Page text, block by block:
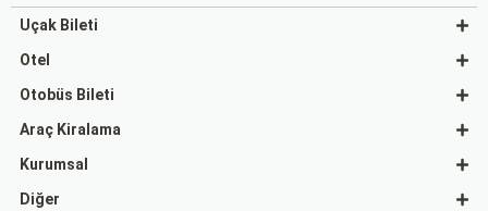
Uçak Bileti
Otel
Otobüs Bileti
Araç Kiralama
Kurumsal
Diğer